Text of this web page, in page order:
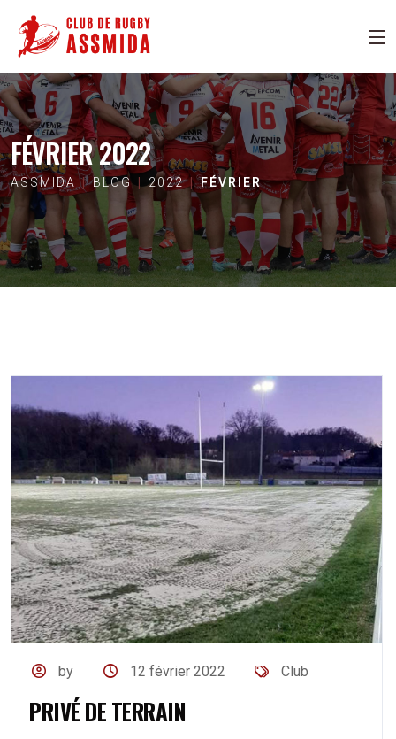
FÉVRIER 2022
ASSMIDA BLOG 2022 FÉVRIER
by 12 février 2022 Club
PRIVÉ DE TERRAIN